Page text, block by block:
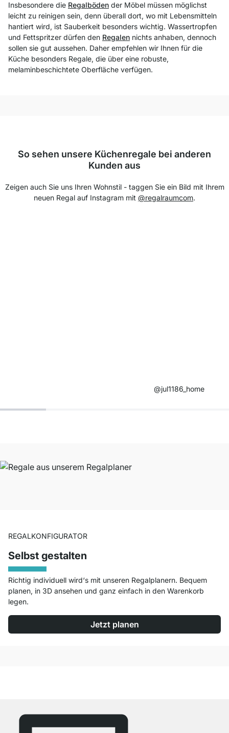
Insbesondere die Regalböden der Möbel müssen möglichst
leicht zu reinigen sein, denn überall dort, wo mit Lebensmitteln
hantiert wird, ist Sauberkeit besonders wichtig. Wassertropfen
und Fettspritzer dürfen den Regalen nichts anhaben, dennoch
sollen sie gut aussehen. Daher empfehlen wir Ihnen für die
Küche besonders Regale, die über eine robuste,
melaminbeschichtete Oberfläche verfügen.
So sehen unsere Küchenregale bei anderen
Kunden aus
Zeigen auch Sie uns Ihren Wohnstil - taggen Sie ein Bild mit Ihrem
neuen Regal auf Instagram mit @regalraumcom.
@jul1186_home
REGALKONFIGURATOR
Selbst gestalten
Richtig individuell wird‘s mit unseren Regalplanern. Bequem
planen, in 3D ansehen und ganz einfach in den Warenkorb
legen.
Jetzt planen